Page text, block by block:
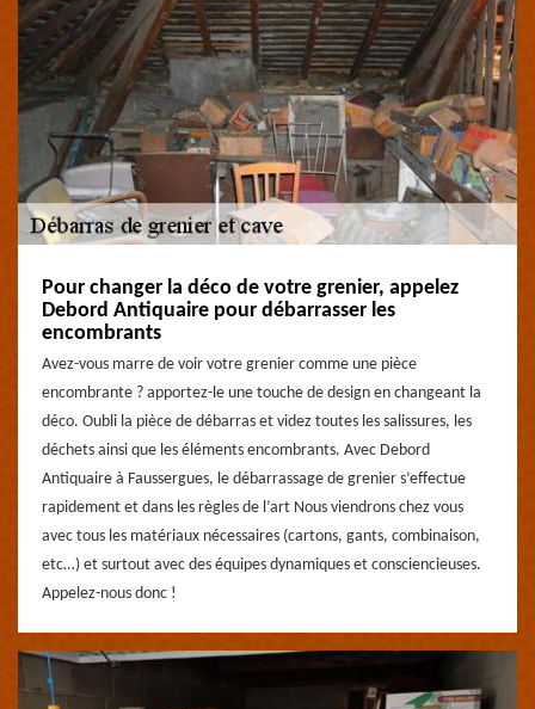
Pour changer la déco de votre grenier, appelez
Debord Antiquaire pour débarrasser les
encombrants
Avez-vous marre de voir votre grenier comme une pièce
encombrante ? apportez-le une touche de design en changeant la
déco. Oubli la pièce de débarras et videz toutes les salissures, les
déchets ainsi que les éléments encombrants. Avec Debord
Antiquaire à Faussergues, le débarrassage de grenier s’effectue
rapidement et dans les règles de l’art Nous viendrons chez vous
avec tous les matériaux nécessaires (cartons, gants, combinaison,
etc…) et surtout avec des équipes dynamiques et consciencieuses.
Appelez-nous donc !